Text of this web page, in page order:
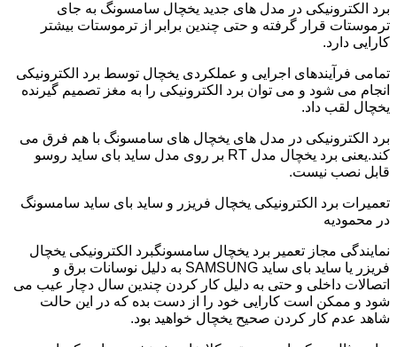
برد الکترونیکی در مدل های جدید یخچال سامسونگ به جای
ترموستات قرار گرفته و حتی چندین برابر از ترموستات بیشتر
کارایی دارد.
تمامی فرآیندهای اجرایی و عملکردی یخچال توسط برد الکترونیکی
انجام می شود و می توان برد الکترونیکی را به مغز تصمیم گیرنده
یخچال لقب داد.
برد الکترونیکی در مدل های یخچال های سامسونگ با هم فرق می
کند.یعنی برد یخچال مدل RT بر روی مدل ساید بای ساید روسو
قابل نصب نیست.
تعمیرات برد الکترونیکی یخچال فریزر و ساید بای ساید سامسونگ
در محمودیه
نمایندگی مجاز تعمیر برد یخچال سامسونگبرد الکترونیکی یخچال
فریزر یا ساید بای ساید SAMSUNG به دلیل نوسانات برق و
اتصالات داخلی و حتی به دلیل کار کردن چندین سال دچار عیب می
شود و ممکن است کارایی خود را از دست بده که در این حالت
شاهد عدم کار کردن صحیح یخچال خواهید بود.